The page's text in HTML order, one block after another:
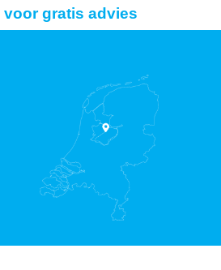
gratis advies